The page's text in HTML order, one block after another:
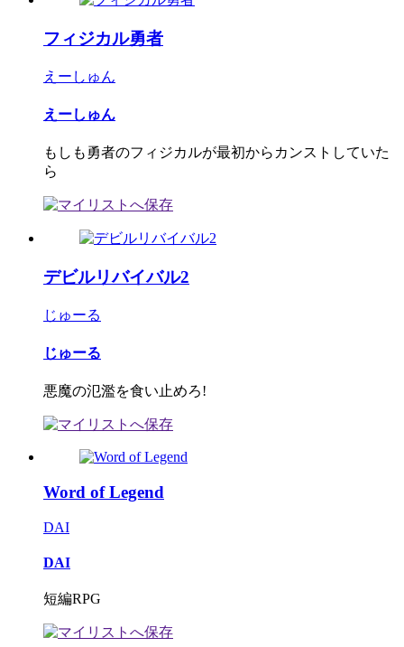
フィジカル勇者
えーしゅん
えーしゅん
もしも勇者のフィジカルが最初からカンストしていた
ら
デビルリバイバル2
じゅーる
じゅーる
悪魔の氾濫を食い止めろ!
Word of Legend
DAI
DAI
短編RPG